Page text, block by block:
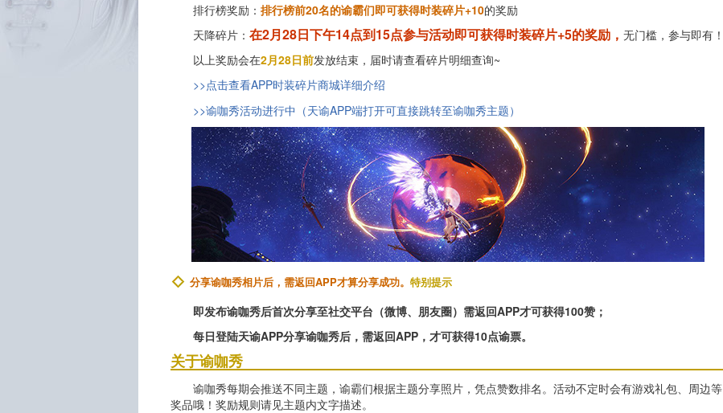
排行榜奖励： 排行榜前20名的谕霸们即可获得时装碎片+10的奖励
天降碎片： 在2月28日下午14点到15点参与活动即可获得时装碎片+5的奖励， 无门槛，参与即有！
以上奖励会在2月28日前发放结束，届时请查看碎片明细查询~
>>点击查看APP时装碎片商城详细介绍
>>谕咖秀活动进行中（天谕APP端打开可直接跳转至谕咖秀主题）
分享谕咖秀相片后，需返回APP才算分享成功。 特别提示
即发布谕咖秀后首次分享至社交平台（微博、朋友圈）需返回APP才可获得100赞；
每日登陆天谕APP分享谕咖秀后，需返回APP，才可获得10点谕票。
关于谕咖秀
谕咖秀每期会推送不同主题，谕霸们根据主题分享照片，凭点赞数排名。 活动不定时会有游戏礼包、周边等
奖品哦！奖励规则请见主题内文字描述。